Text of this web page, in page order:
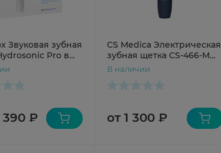
Звуковая зубная
Pro в
390 ₽
CS Medica Электрическая
зубная щетка CS-466-M
серая
В наличии
от 1 300 ₽